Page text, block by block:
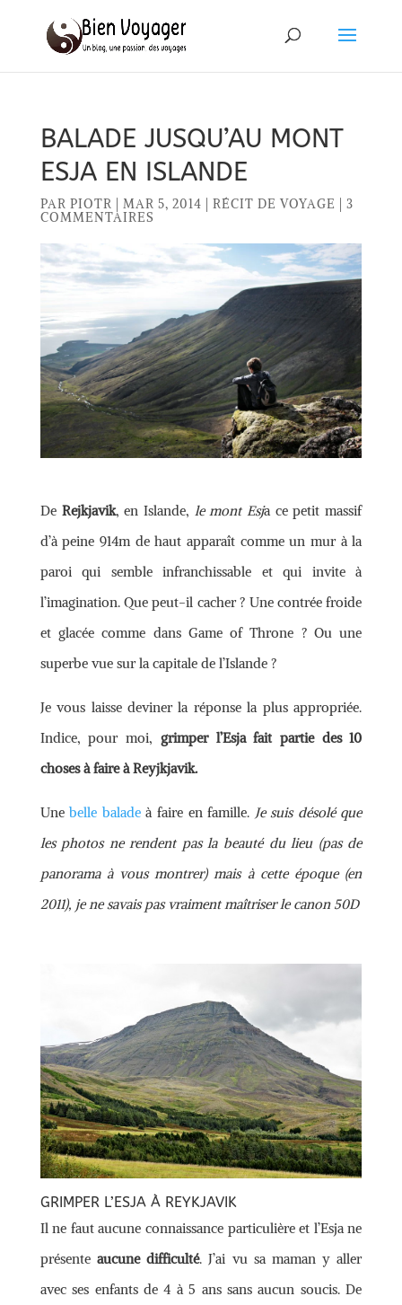
BALADE JUSQU’AU MONT
ESJA EN ISLANDE
PAR PIOTR MAR 5, 2014 RÉCIT DE VOYAGE
3
COMMENTAIRES
De Rejkjavik, en Islande, le mont Esja ce petit massif
d’à peine 914m de haut apparaît comme un mur à la
paroi qui semble infranchissable et qui invite à
l’imagination. Que peut-il cacher ? Une contrée froide
et glacée comme dans Game of Throne ? Ou une
superbe vue sur la capitale de l’Islande ?
Je vous laisse deviner la réponse la plus appropriée.
Indice, pour moi, grimper l’Esja fait partie des 10
choses à faire à Reyjkjavik.
Unebelle baladeà faire en famille. Je suis désolé que
les photos ne rendent pas la beauté du lieu (pas de
panorama à vous montrer) mais à cette époque (en
2011), je ne savais pas vraiment maîtriser le canon 50D
GRIMPER L’ESJA À REYKJAVIK
Il ne faut aucune connaissance particulière et l’Esja ne
présente aucune difficulté. J’ai vu sa maman y aller
avec ses enfants de 4 à 5 ans sans aucun soucis. De